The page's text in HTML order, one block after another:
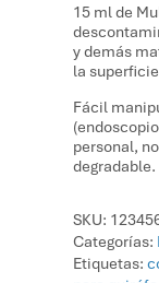
15 ml de
y demás
la
Fácil
personal,
degradable.
SKU:
Categorías:
Etiquetas: